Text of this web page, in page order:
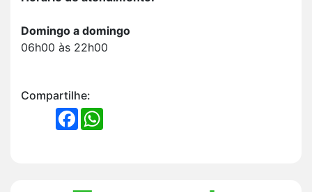
Domingo a domingo
06h00 às 22h00
Compartilhe:
FACEBOOK